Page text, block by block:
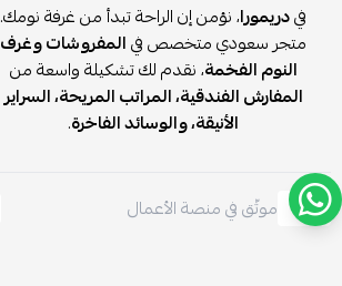
فيدريمورا، نؤمن إن الراحة تبدأ من غرفة نومك.
متجر سعودي متخصص فيالمفروشات وغرف
النوم الفخمة، نقدم لك تشكيلة واسعة من
المفارش الفندقية، المراتب المريحة، السراير
الأنيقة، والوسائد الفاخرة.
موثّق في منصة الأعمال